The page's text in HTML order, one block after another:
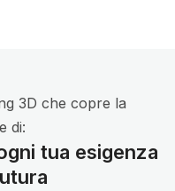
3D che copre la
di:
tua esigenza